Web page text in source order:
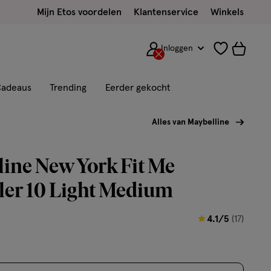
Mijn Etos voordelen Klantenservice Winkels
Inloggen
Trending Eerder gekocht
Alles van Maybelline
New York Fit Me
10 Light Medium
4.1/5 (17)
4.1
sterren